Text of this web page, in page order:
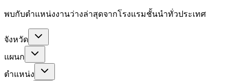
พบกับตำแหน่งงานว่างล่าสุดจากโรงแรมชั้นนำทั่วประเทศ
จังหวัด
แผนก
ตำแหน่ง